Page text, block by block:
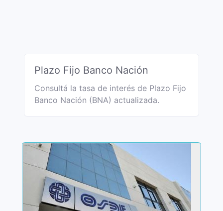
Plazo Fijo Banco Nación
Consultá la tasa de interés de Plazo Fijo
Banco Nación (BNA) actualizada.